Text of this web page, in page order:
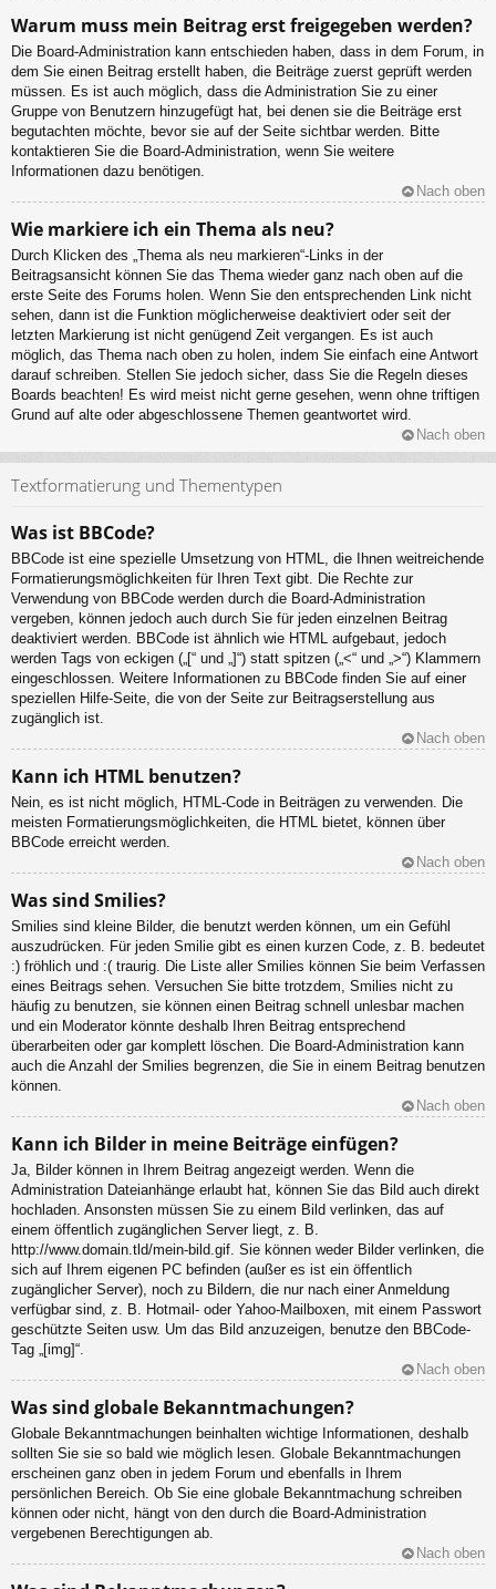
Warum muss mein Beitrag erst freigegeben werden?
Die Board-Administration kann entschieden haben, dass in dem Forum, in
dem Sie einen Beitrag erstellt haben, die Beiträge zuerst geprüft werden
müssen. Es ist auch möglich, dass die Administration Sie zu einer
Gruppe von Benutzern hinzugefügt hat, bei denen sie die Beiträge erst
begutachten möchte, bevor sie auf der Seite sichtbar werden. Bitte
kontaktieren Sie die Board-Administration, wenn Sie weitere
Informationen dazu benötigen.
Nach oben
Wie markiere ich ein Thema als neu?
Durch Klicken des „Thema als neu markieren“-Links in der
Beitragsansicht können Sie das Thema wieder ganz nach oben auf die
erste Seite des Forums holen. Wenn Sie den entsprechenden Link nicht
sehen, dann ist die Funktion möglicherweise deaktiviert oder seit der
letzten Markierung ist nicht genügend Zeit vergangen. Es ist auch
möglich, das Thema nach oben zu holen, indem Sie einfach eine Antwort
darauf schreiben. Stellen Sie jedoch sicher, dass Sie die Regeln dieses
Boards beachten! Es wird meist nicht gerne gesehen, wenn ohne triftigen
Grund auf alte oder abgeschlossene Themen geantwortet wird.
Nach oben
Textformatierung und Thementypen
Was ist BBCode?
BBCode ist eine spezielle Umsetzung von HTML, die Ihnen weitreichende
Formatierungsmöglichkeiten für Ihren Text gibt. Die Rechte zur
Verwendung von BBCode werden durch die Board-Administration
vergeben, können jedoch auch durch Sie für jeden einzelnen Beitrag
deaktiviert werden. BBCode ist ähnlich wie HTML aufgebaut, jedoch
werden Tags von eckigen („[“ und „]“) statt spitzen („<“ und „>“) Klammern
eingeschlossen. Weitere Informationen zu BBCode finden Sie auf einer
speziellen Hilfe-Seite, die von der Seite zur Beitragserstellung aus
zugänglich ist.
Nach oben
Kann ich HTML benutzen?
Nein, es ist nicht möglich, HTML-Code in Beiträgen zu verwenden. Die
meisten Formatierungsmöglichkeiten, die HTML bietet, können über
BBCode erreicht werden.
Nach oben
Was sind Smilies?
Smilies sind kleine Bilder, die benutzt werden können, um ein Gefühl
auszudrücken. Für jeden Smilie gibt es einen kurzen Code, z. B. bedeutet
:) fröhlich und :( traurig. Die Liste aller Smilies können Sie beim Verfassen
eines Beitrags sehen. Versuchen Sie bitte trotzdem, Smilies nicht zu
häufig zu benutzen, sie können einen Beitrag schnell unlesbar machen
und ein Moderator könnte deshalb Ihren Beitrag entsprechend
überarbeiten oder gar komplett löschen. Die Board-Administration kann
auch die Anzahl der Smilies begrenzen, die Sie in einem Beitrag benutzen
können.
Nach oben
Kann ich Bilder in meine Beiträge einfügen?
Ja, Bilder können in Ihrem Beitrag angezeigt werden. Wenn die
Administration Dateianhänge erlaubt hat, können Sie das Bild auch direkt
hochladen. Ansonsten müssen Sie zu einem Bild verlinken, das auf
einem öffentlich zugänglichen Server liegt, z. B.
http://www.domain.tld/mein-bild.gif. Sie können weder Bilder verlinken, die
sich auf Ihrem eigenen PC befinden (außer es ist ein öffentlich
zugänglicher Server), noch zu Bildern, die nur nach einer Anmeldung
verfügbar sind, z. B. Hotmail- oder Yahoo-Mailboxen, mit einem Passwort
geschützte Seiten usw. Um das Bild anzuzeigen, benutze den BBCode-
Tag „[img]“.
Nach oben
Was sind globale Bekanntmachungen?
Globale Bekanntmachungen beinhalten wichtige Informationen, deshalb
sollten Sie sie so bald wie möglich lesen. Globale Bekanntmachungen
erscheinen ganz oben in jedem Forum und ebenfalls in Ihrem
persönlichen Bereich. Ob Sie eine globale Bekanntmachung schreiben
können oder nicht, hängt von den durch die Board-Administration
vergebenen Berechtigungen ab.
Nach oben